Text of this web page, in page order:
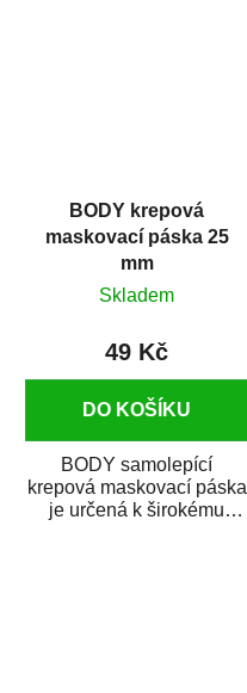
BODY krepová
maskovací páska 25
mm
Skladem
49 Kč
DO KOŠÍKU
BODY samolepící
krepová maskovací páska
je určená k širokému